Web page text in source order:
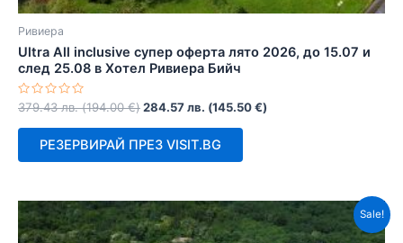
Ривиера
Ultra All inclusive супер оферта лято 2026, до 15.07 и
след 25.08 в Хотел Ривиера Бийч
Оценено
с
0
379.43лв. (194.00€)284.57лв. (145.50€)
РЕЗЕРВИРАЙ ПРЕЗ VISIT.BG
Sale!